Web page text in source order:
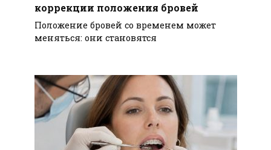
коррекции положения бровей
Положение бровей со временем может
меняться: они становятся